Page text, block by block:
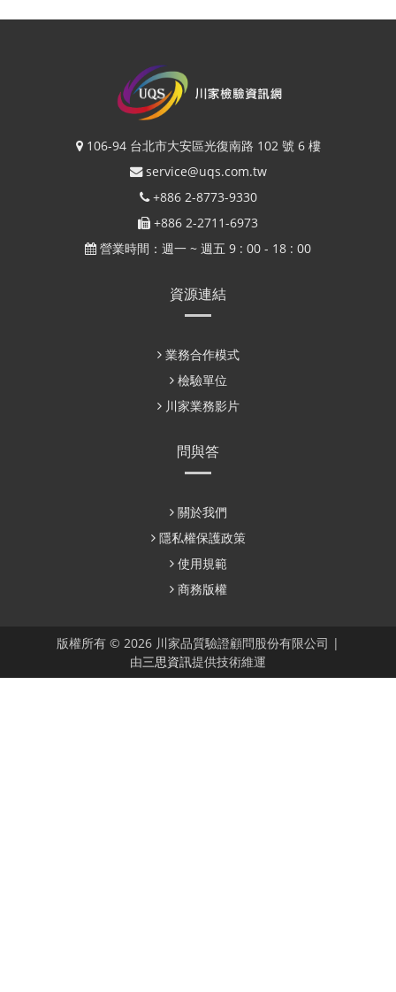
106-94 台北市大安區光復南路 102 號 6 樓
service@uqs.com.tw
+886 2-8773-9330
+886 2-2711-6973
營業時間：週一 ~ 週五 9 : 00 - 18 : 00
資源連結
業務合作模式
檢驗單位
川家業務影片
問與答
關於我們
隱私權保護政策
使用規範
商務版權
版權所有 © 2026 川家品質驗證顧問股份有限公司 |
由三思資訊提供技術維運